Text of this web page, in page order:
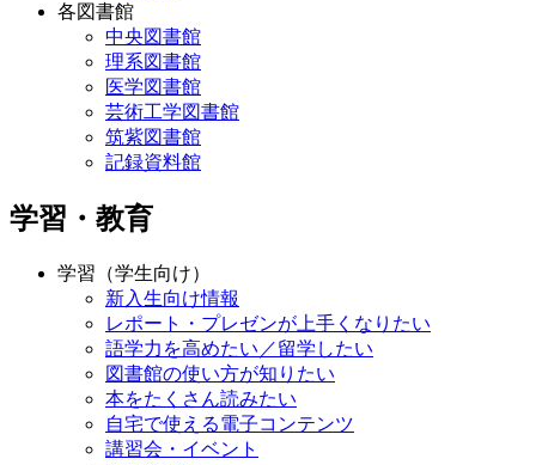
各図書館
中央図書館
理系図書館
医学図書館
芸術工学図書館
筑紫図書館
記録資料館
学習・教育
学習（学生向け）
新入生向け情報
レポート・プレゼンが上手くなりたい
語学力を高めたい／留学したい
図書館の使い方が知りたい
本をたくさん読みたい
自宅で使える電子コンテンツ
講習会・イベント